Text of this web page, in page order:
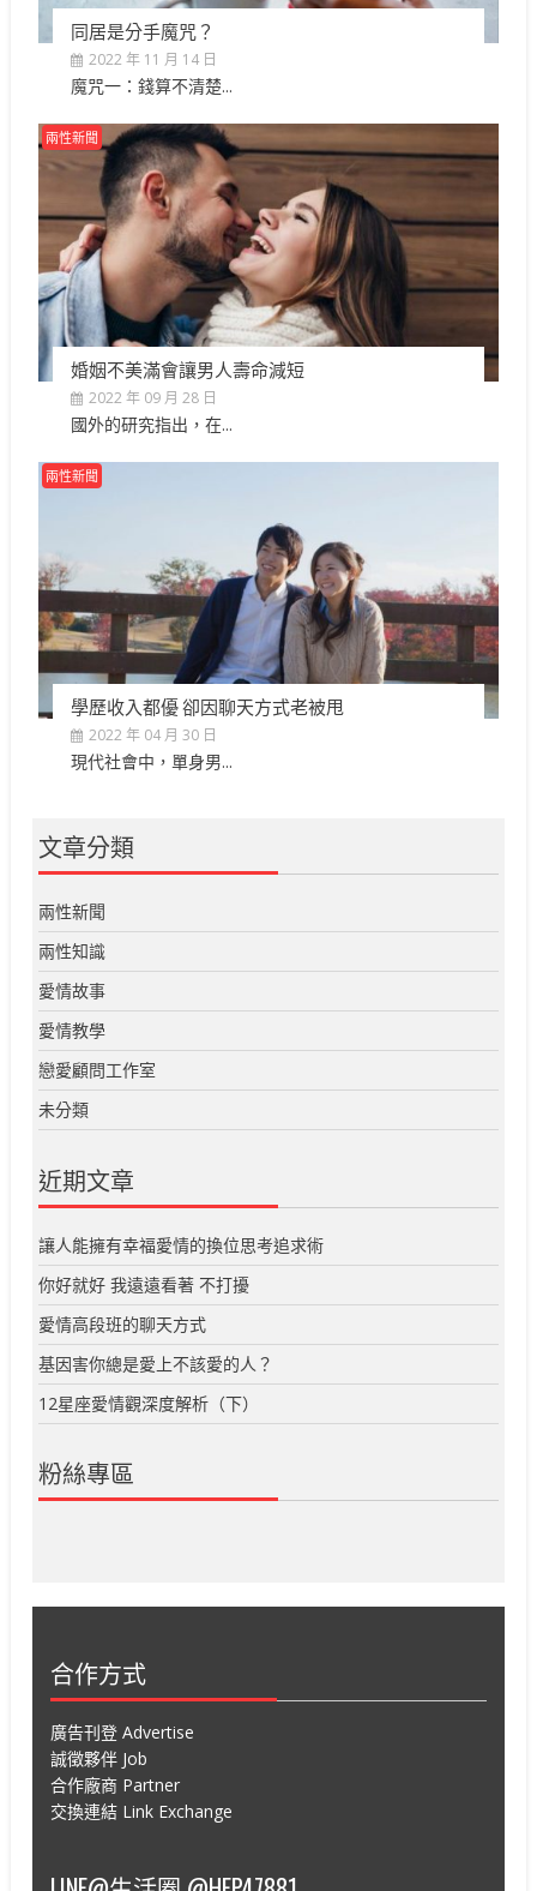
同居是分手魔咒？
2022 年 11 月 14 日
魔咒一：錢算不清楚...
兩性新聞
婚姻不美滿會讓男人壽命減短
2022 年 09 月 28 日
國外的研究指出，在...
兩性新聞
學歷收入都優 卻因聊天方式老被甩
2022 年 04 月 30 日
現代社會中，單身男...
文章分類
兩性新聞
兩性知識
愛情故事
愛情教學
戀愛顧問工作室
未分類
近期文章
讓人能擁有幸福愛情的換位思考追求術
你好就好 我遠遠看著 不打擾
愛情高段班的聊天方式
基因害你總是愛上不該愛的人？
12星座愛情觀深度解析（下）
粉絲專區
合作方式
廣告刊登 Advertise
誠徵夥伴 Job
合作廠商 Partner
交換連結 Link Exchange